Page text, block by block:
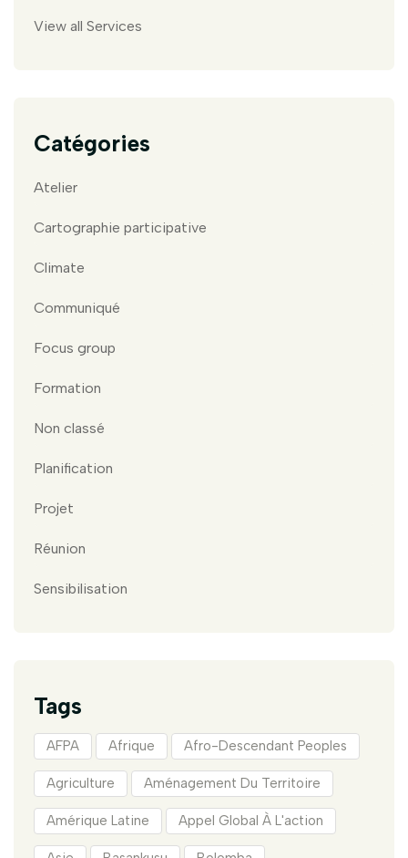
View all Services
Catégories
Atelier
Cartographie participative
Climate
Communiqué
Focus group
Formation
Non classé
Planification
Projet
Réunion
Sensibilisation
Tags
AFPA Afrique Afro-Descendant Peoples
Agriculture Aménagement Du Territoire
Amérique Latine Appel Global À L'action